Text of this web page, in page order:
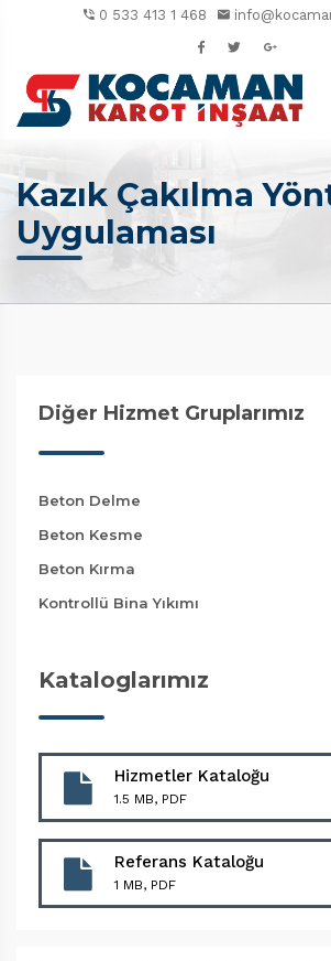
0 533 413 1 468
Kazık Çakılma
Uygulaması
Diğer Hizmet Gruplarımız
Beton Delme
Beton Kesme
Beton Kırma
Kontrollü Bina Yıkımı
Kataloglarımız
Hizmetler Kataloğu
1.5 MB, PDF
Referans Kataloğu
1 MB, PDF